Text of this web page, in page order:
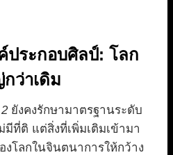
ประกอบศิลป์: โลก
ว่าเดิม
ยังคงรักษามาตรฐานระดับ
มีที่ติ แต่สิ่งที่เพิ่มเติมเข้ามา
โลกในจินตนาการให้กว้าง